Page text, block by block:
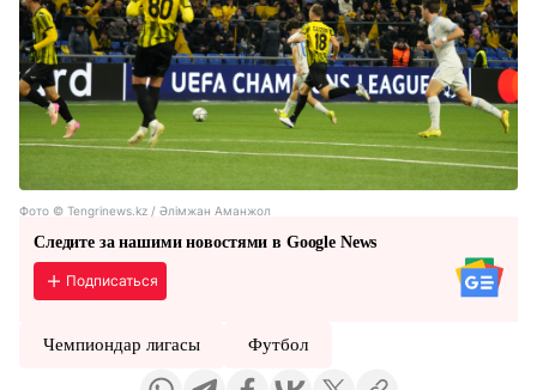
Фото © Tengrinews.kz / Әлімжан Аманжол
Следите за нашими новостями в Google News
Подписаться
Чемпиондар лигасы Футбол